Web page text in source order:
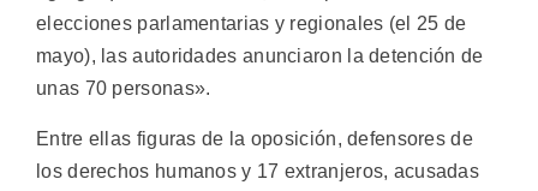
elecciones parlamentarias y regionales (el 25 de
mayo), las autoridades anunciaron la detención de
unas 70 personas».
Entre ellas figuras de la oposición, defensores de
los derechos humanos y 17 extranjeros, acusadas